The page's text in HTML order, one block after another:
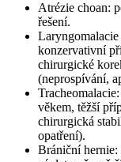
Atrézie choan:
řešení.
konzervativní
chirurgické
(neprospívání,
věkem, těžší
chirurgická
opatření).
Brániční hernie: